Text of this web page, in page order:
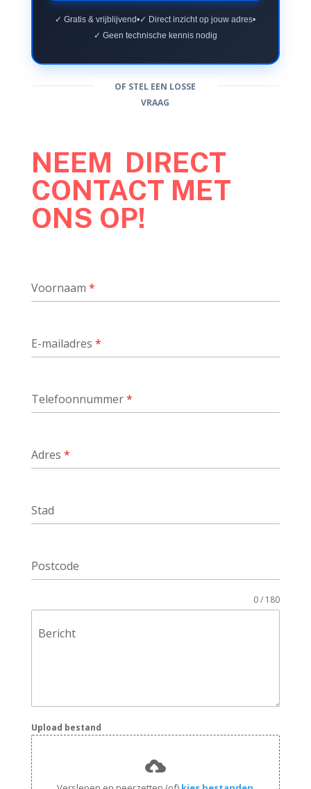
✓ Gratis & vrijblijvend•✓ Direct inzicht op jouw adres•
✓ Geen technische kennis nodig
OF STEL EEN LOSSE
VRAAG
NEEM DIRECT
CONTACT MET
ONS OP!
Voornaam *
E-mailadres *
Telefoonnummer*
Adres *
Stad
Postcode
Bericht
0 / 180
Upload bestand